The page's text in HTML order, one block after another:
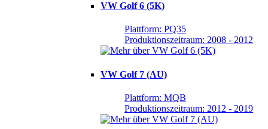
VW Golf 6 (5K)
Plattform: PQ35
Produktionszeitraum: 2008 - 2012
VW Golf 7 (AU)
Plattform: MQB
Produktionszeitraum: 2012 - 2019